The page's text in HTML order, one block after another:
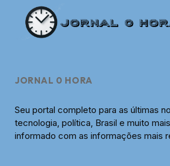
JORNAL 0 HORA
Seu portal completo para as últimas
tecnologia, política, Brasil e muito
informado com as informações mais